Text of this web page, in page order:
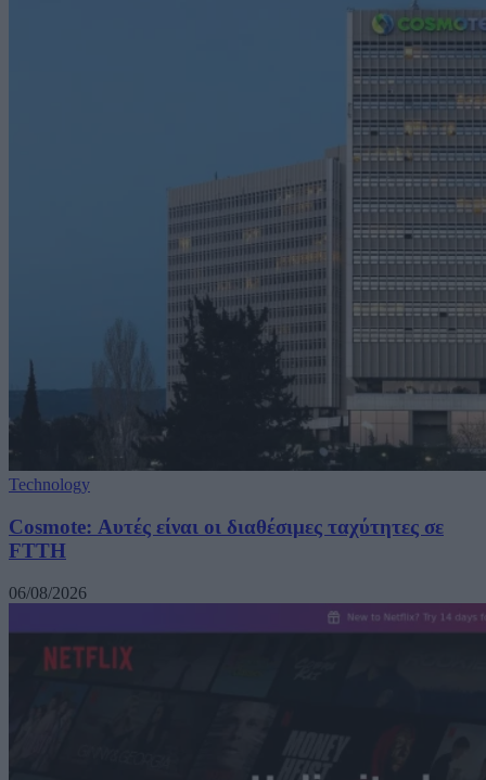
Technology
Cosmote: Αυτές είναι οι διαθέσιμες ταχύτητες σε
FTTH
06/08/2026